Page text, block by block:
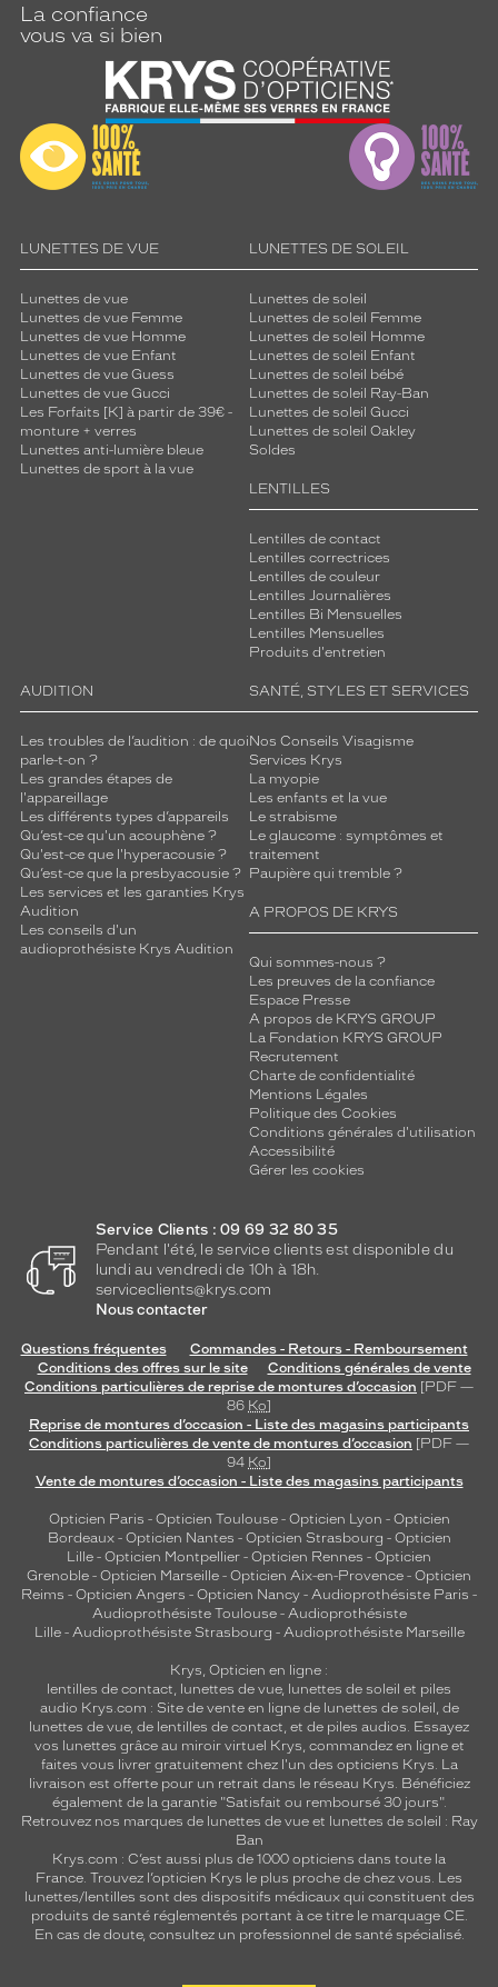
La confiance
vous va si bien
LUNETTES DE VUE
Lunettes de vue
Lunettes de vue Femme
Lunettes de vue Homme
Lunettes de vue Enfant
Lunettes de vue Guess
Lunettes de vue Gucci
Les Forfaits [K] à partir de 39€ -
monture + verres
Lunettes anti-lumière bleue
Lunettes de sport à la vue
LUNETTES DE SOLEIL
Lunettes de soleil
Lunettes de soleil Femme
Lunettes de soleil Homme
Lunettes de soleil Enfant
Lunettes de soleil bébé
Lunettes de soleil Ray-Ban
Lunettes de soleil Gucci
Lunettes de soleil Oakley
Soldes
LENTILLES
Lentilles de contact
Lentilles correctrices
Lentilles de couleur
Lentilles Journalières
Lentilles Bi Mensuelles
Lentilles Mensuelles
Produits d'entretien
AUDITION
Les troubles de l’audition : de quoi
parle-t-on ?
Les grandes étapes de
l'appareillage
Les différents types d’appareils
Qu’est-ce qu'un acouphène ?
Qu'est-ce que l'hyperacousie ?
Qu’est-ce que la presbyacousie ?
Les services et les garanties Krys
Audition
Les conseils d'un
audioprothésiste Krys Audition
SANTÉ, STYLES ET SERVICES
Nos Conseils Visagisme
Services Krys
La myopie
Les enfants et la vue
Le strabisme
Le glaucome : symptômes et
traitement
Paupière qui tremble ?
A PROPOS DE KRYS
Qui sommes-nous ?
Les preuves de la confiance
Espace Presse
A propos de KRYS GROUP
La Fondation KRYS GROUP
Recrutement
Charte de confidentialité
Mentions Légales
Politique des Cookies
Conditions générales d'utilisation
Accessibilité
Gérer les cookies
Service Clients : 09 69 32 80 35
Pendant l'été, le service clients est disponible du
lundi au vendredi de 10h à 18h.
serviceclients@krys.com
Nous contacter
Questions fréquentes
Commandes - Retours - Remboursement
Conditions des offres sur le site
Conditions générales de vente
Conditions particulières de reprise de montures d’occasion [PDF —
86 Ko]
Reprise de montures d’occasion - Liste des magasins participants
Conditions particulières de vente de montures d’occasion [PDF —
94 Ko]
Vente de montures d’occasion - Liste des magasins participants
Opticien Paris - Opticien Toulouse- Opticien Lyon - Opticien
Bordeaux- Opticien Nantes - Opticien Strasbourg - Opticien
Lille - Opticien Montpellier - Opticien Rennes - Opticien
Grenoble - Opticien Marseille - Opticien Aix-en-Provence - Opticien
Reims - Opticien Angers - Opticien Nancy - Audioprothésiste Paris -
Audioprothésiste Toulouse- Audioprothésiste
Lille- Audioprothésiste Strasbourg - Audioprothésiste Marseille
Krys, Opticien en ligne :
lentilles de contact, lunettes de vue, lunettes de soleil et piles
audio Krys.com : Site de vente en ligne de lunettes de soleil, de
lunettes de vue, de lentilles de contact, et de piles audios. Essayez
vos lunettes grâce au miroir virtuel Krys, commandez en ligne et
faites vous livrer gratuitement chez l'un des opticiens Krys. La
livraison est offerte pour un retrait dans le réseau Krys. Bénéficiez
également de la garantie "Satisfait ou remboursé 30 jours".
Retrouvez nos marques de lunettes de vue et lunettes de soleil : Ray
Ban
Krys.com : C’est aussi plus de 1000 opticiens dans toute la
France. Trouvez l’opticien Krys le plus proche de chez vous. Les
lunettes/lentilles sont des dispositifs médicaux qui constituent des
produits de santé réglementés portant à ce titre le marquage CE.
En cas de doute, consultez un professionnel de santé spécialisé.